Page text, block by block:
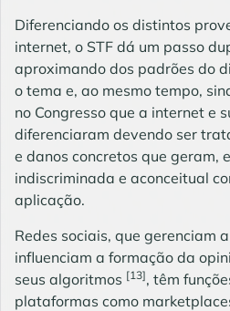
Diferenciando os distintos
internet, o STF dá um passo
aproximando dos padrões do
o tema e, ao mesmo tempo,
no Congresso que a internet e
diferenciaram devendo ser
e danos concretos que geram,
indiscriminada e aconceitual
aplicação.
Redes sociais, que gerenciam
influenciam a formação da
seus algoritmos [13], têm
plataformas como